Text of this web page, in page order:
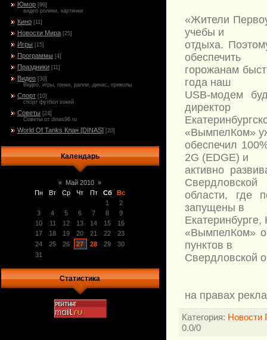
Юмор [99]
видео ролики, картинки
Кино [11]
Новости Мира [25]
Игры [15]
Программы [4]
Праздники [11]
Видео [30]
Видео, игры, гонки, ралли, динас, приколы
Спорт [10]
спорт футбол хокей
Советы [24]
Советы от dinas96.ru
World Of Tanks Клан [DINAS] [20]
Календарь
« Май 2010 »
Пн
Вт Ср Чт Пт Сб
Вс
1
2
3
4 5 6 7 8
9
10
11 12 13 14 15
16
17
18 19 20 21 22
23
24
25 26 27 28 29
30
31
Статистика
«Жители
учебы и
отдыха.
обеспечить
горожанам
года наш
USB-модем
директор
«ВымпелКом»
обеспечил
2G (EDGE) и
активно
Свердловской
области, где
запущены в
«ВымпелКом»
пунктов в
Свердловской
на правах
Категория: Новости
0.0/0